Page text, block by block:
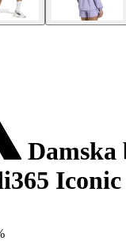
Damska
Iconic